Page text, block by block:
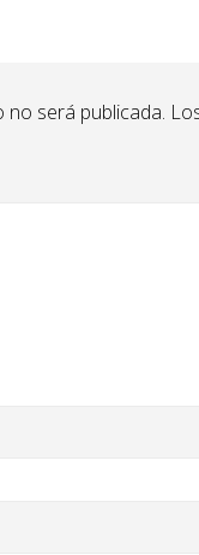
será publicada.